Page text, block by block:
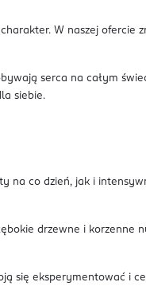
W naszej ofercie
serca na całym
siebie.
co dzień, jak i
drzewne i korzenne
się eksperymentować i